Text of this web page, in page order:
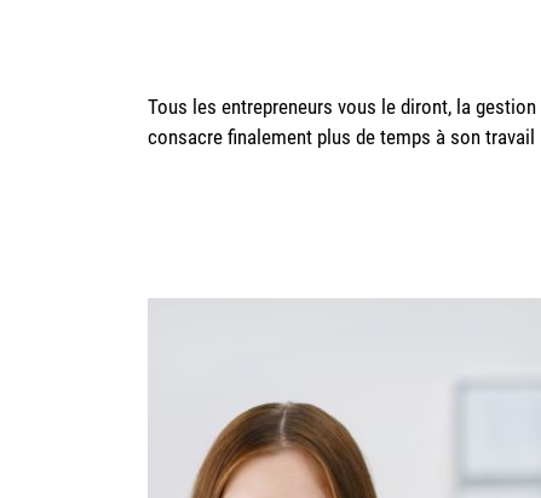
Tous les entrepreneurs vous le diront, la gestion
consacre finalement plus de temps à son